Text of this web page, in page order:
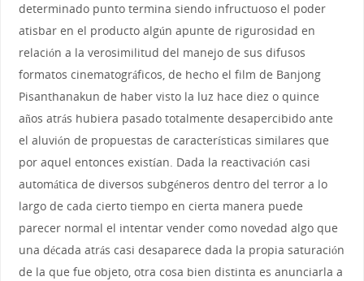
determinado punto termina siendo infructuoso el poder
atisbar en el producto algún apunte de rigurosidad en
relación a la verosimilitud del manejo de sus difusos
formatos cinematográficos, de hecho el film de Banjong
Pisanthanakun de haber visto la luz hace diez o quince
años atrás hubiera pasado totalmente desapercibido ante
el aluvión de propuestas de características similares que
por aquel entonces existían. Dada la reactivación casi
automática de diversos subgéneros dentro del terror a lo
largo de cada cierto tiempo en cierta manera puede
parecer normal el intentar vender como novedad algo que
una década atrás casi desaparece dada la propia saturación
de la que fue objeto, otra cosa bien distinta es anunciarla a